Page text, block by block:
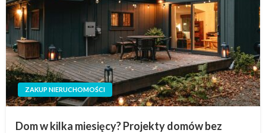
ZAKUP NIERUCHOMOŚCI
Dom w kilka miesięcy? Projekty domów bez